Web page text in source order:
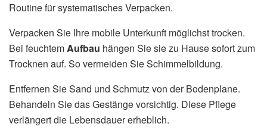
Routine für systematisches Verpacken.
Verpacken Sie Ihre mobile Unterkunft möglichst trocken.
Bei feuchtemAufbau hängen Sie sie zu Hause sofort zum
Trocknen auf. So vermeiden Sie Schimmelbildung.
Entfernen Sie Sand und Schmutz von der Bodenplane.
Behandeln Sie das Gestänge vorsichtig. Diese Pflege
verlängert die Lebensdauer erheblich.